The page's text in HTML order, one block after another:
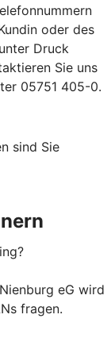
oder des
Druck
Sie uns
05751 405-0.
sind Sie
eG wird
fragen.